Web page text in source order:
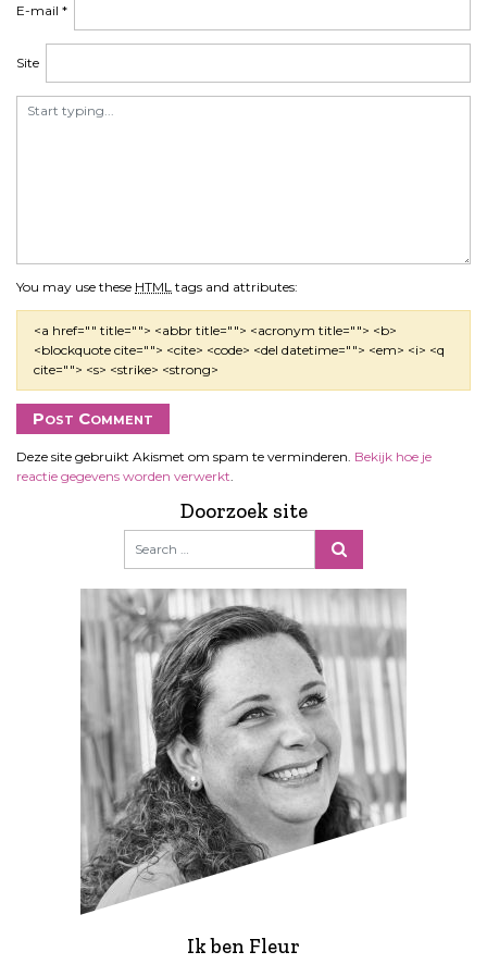
a
i
You may use these HTML tags and attributes:
<a href="" title=""> <abbr title=""> <acronym title=""> <b>
<blockquote cite=""> <cite> <code> <del datetime=""> <em> <i> <q
cite=""> <s> <strike> <strong>
E-mail *
Site
Deze site gebruikt Akismet om spam te verminderen. Bekijk hoe je
reactie gegevens worden verwerkt
Doorzoek site
Ik ben Fleur